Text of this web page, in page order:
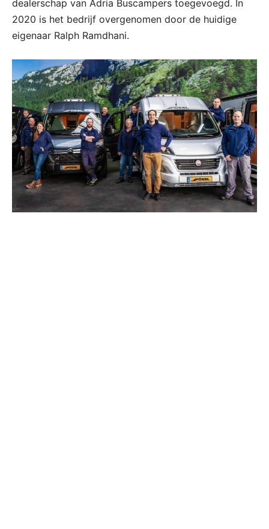
dealerschap van Adria Buscampers toegevoegd. In
2020 is het bedrijf overgenomen door de huidige
eigenaar Ralph Ramdhani.